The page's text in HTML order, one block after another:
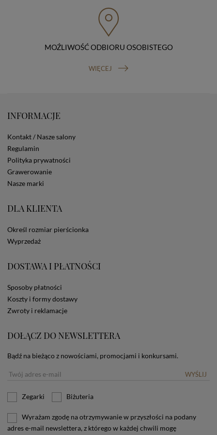
organu nadzorczego (Prezesa Urzędu Ochrony Danych
Osobowych, ul. Stawki 2, 00-193 Warszawa) oraz
prawo do cofnięcia zgody na przetwarzanie danych
osobowych (masz prawo cofnięcia zgody na
przetwarzanie danych w dowolnym momencie;
przetwarzania, którego dokonano na podstawie Twojej
zgody przed jej cofnięciem). W celu wykonania swoich
nie podasz danych, nie będziesz mógł przeglądać
zawartości naszej strony
Zautomatyzowane podejmowanie decyzji
Na stronie Sklepu są wykorzystywane pliki cookies.
Stosowane są one w celach zapewnienia maksymalnej
wygody wszystkich użytkowników (w tym Kupujących)
przy korzystaniu ze Sklepu (zapamiętywanie
preferencji i ustawień na stronie, zbieranie
anonimowych danych dla celów reklamowych i
portale społecznościowe, np. Facebook). Korzystanie
dotyczących cookies oznacza, że będą one
zamieszczane w urządzeniu końcowym każdego
użytkownika. Jeżeli użytkownik nie wyraża zgody na
ustawienia swojej przeglądarki.
informacji o plikach cookies.
MOŹLIWOŚĆ ODBIORU OSOBISTEGO
WIĘCEJ
INFORMACJE
Kontakt / Nasze salony
Regulamin
Polityka prywatności
Grawerowanie
Nasze marki
DLA KLIENTA
Określ rozmiar pierścionka
Wyprzedaż
DOSTAWA I PŁATNOŚCI
Sposoby płatności
Koszty i formy dostawy
Zwroty i reklamacje
DOŁĄCZ DO NEWSLETTERA
Bądź na bieżąco z nowościami, promocjami i konkursami.
WYŚLIJ
Zegarki Biżuteria
Wyrażam zgodę na otrzymywanie w przyszłości na podany
adres e-mail newslettera, z którego w każdej chwili mogę